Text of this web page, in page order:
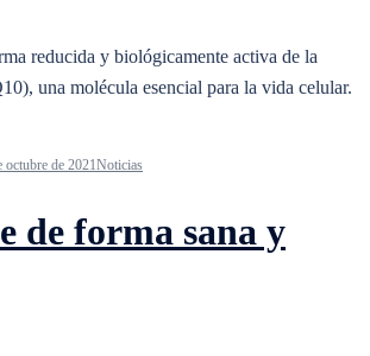
reducida y biológicamente activa de la
una molécula esencial para la vida celular.
octubre de 2021Noticias
de forma sana y